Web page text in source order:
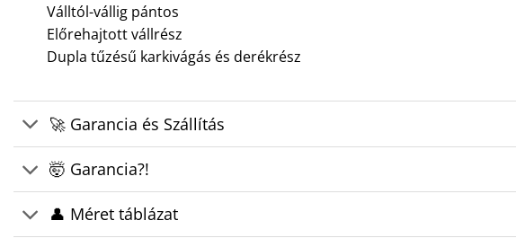
Válltól-vállig pántos
Előrehajtott vállrész
Dupla tűzésű karkivágás és derékrész
🚀 Garancia és Szállítás
🤯 Garancia?!
👤 Méret táblázat